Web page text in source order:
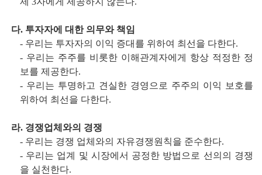
다. 투자자에 대한 의무와 책임
- 우리는 투자자의 이익 증대를 위하여 최선을 다한다.
- 우리는 주주를 비롯한 이해관계자에게 항상 적정한 정
보를 제공한다.
- 우리는 투명하고 견실한 경영으로 주주의 이익 보호를
위하여 최선을 다한다.
라. 경쟁업체와의 경쟁
- 우리는 경쟁 업체와의 자유경쟁원칙을 준수한다.
- 우리는 업계 및 시장에서 공정한 방법으로 선의의 경쟁
을 실천한다.